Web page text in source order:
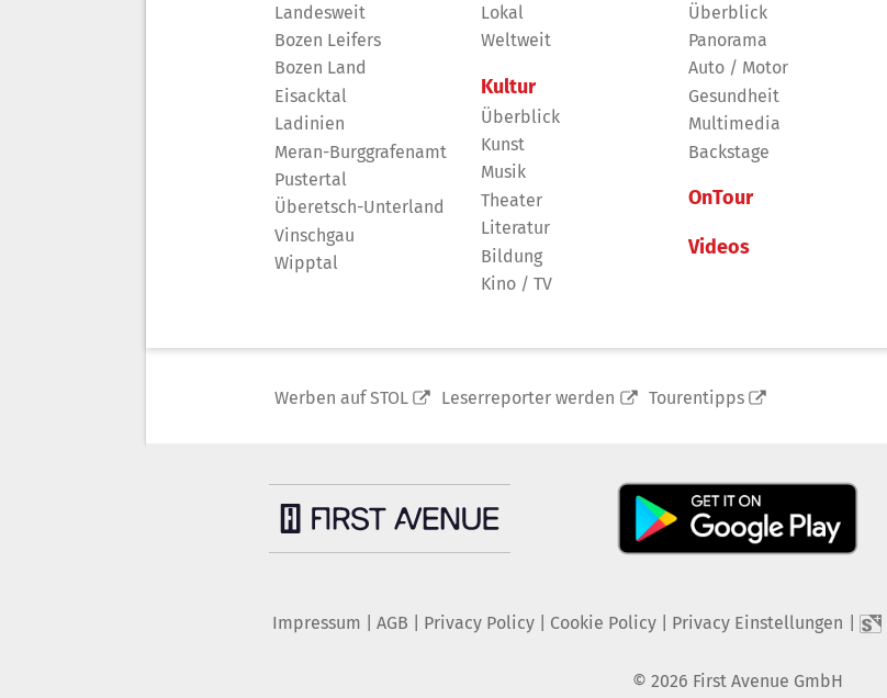
Landesweit
Bozen Leifers
Bozen Land
Eisacktal
Ladinien
Meran-Burggrafenamt
Pustertal
Überetsch-Unterland
Vinschgau
Wipptal
Lokal
Weltweit
Kultur
Überblick
Kunst
Musik
Theater
Literatur
Bildung
Kino / TV
Überblick
Panorama
Auto / Motor
Gesundheit
Multimedia
Backstage
OnTour
Videos
Werben auf STOL Leserreporter werden Tourentipps
Impressum AGB Privacy Policy| Cookie Policy| Privacy Einstellungen
© 2026 First Avenue GmbH